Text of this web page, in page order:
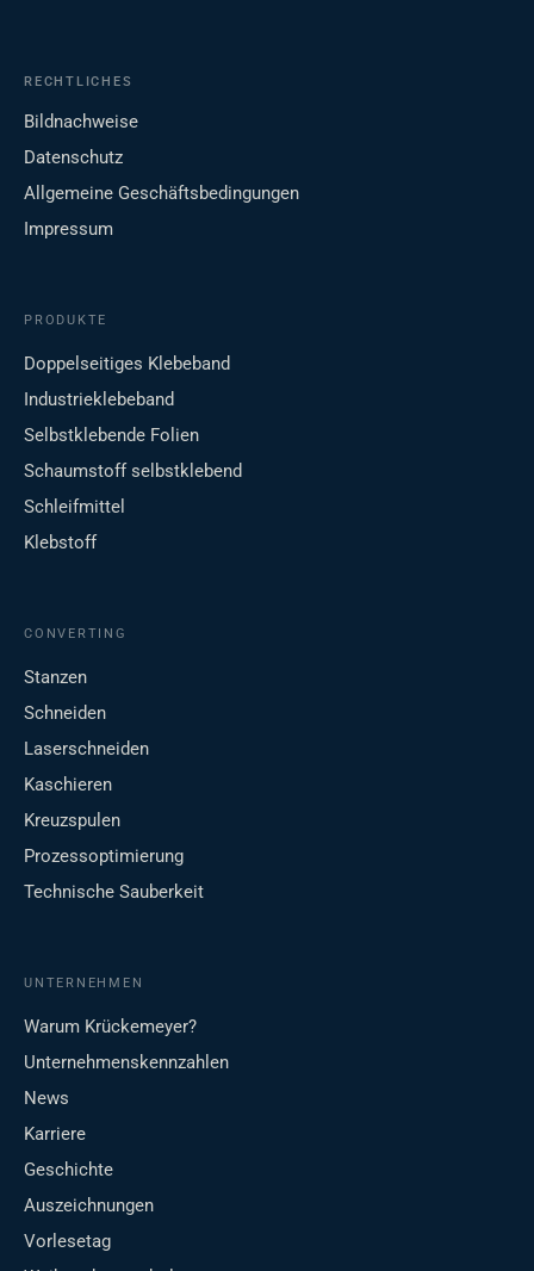
RECHTLICHES
Bildnachweise
Datenschutz
Allgemeine Geschäftsbedingungen
Impressum
PRODUKTE
Doppelseitiges Klebeband
Industrieklebeband
Selbstklebende Folien
Schaumstoff selbstklebend
Schleifmittel
Klebstoff
CONVERTING
Stanzen
Schneiden
Laserschneiden
Kaschieren
Kreuzspulen
Prozessoptimierung
Technische Sauberkeit
UNTERNEHMEN
Warum Krückemeyer?
Unternehmenskennzahlen
News
Karriere
Geschichte
Auszeichnungen
Vorlesetag